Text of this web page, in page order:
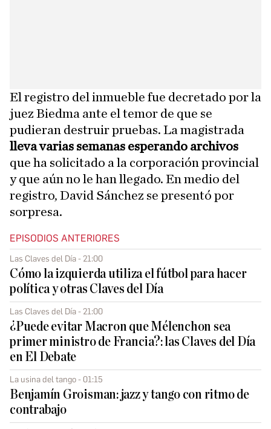
El registro del inmueble fue decretado por la
juez Biedma ante el temor de que se
pudieran destruir pruebas. La magistrada
lleva varias semanas esperando archivos
que ha solicitado a la corporación provincial
y que aún no le han llegado. En medio del
registro, David Sánchez se presentó por
sorpresa.
EPISODIOS ANTERIORES
Las Claves del Día - 21:00
Cómo la izquierda utiliza el fútbol para hacer
política y otras Claves del Día
Las Claves del Día - 21:00
¿Puede evitar Macron que Mélenchon sea
primer ministro de Francia?: las Claves del Día
en El Debate
La usina del tango - 01:15
Benjamín Groisman: jazz y tango con ritmo de
contrabajo